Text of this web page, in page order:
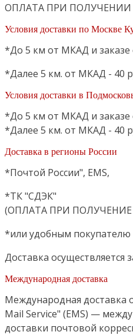
ОПЛАТА ПРИ ПОЛУЧЕНИИ
Условия доставки по Москве
*До 5 км от МКАД и заказе
*Далее 5 км. от МКАД - 40
Условия доставки в
*До 5 км от МКАД и заказе
*Далее 5 км. от МКАД - 40
Доставка в регионы России
*Почтой России", EMS,
*ТК "СДЭК"
(ОПЛАТА ПРИ ПОЛУЧЕНИЕ
*или удобным
Доставка осуществляется
Международная доставка
Международная доставка
Mail Service" (EMS) —
доставки почтовой